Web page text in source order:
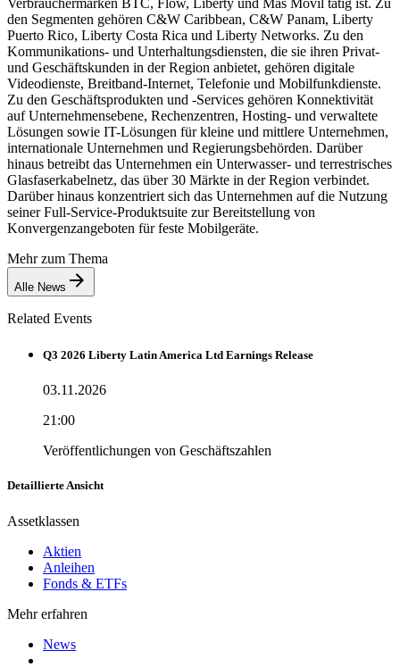
den Segmenten gehören C&W Caribbean, C&W Panam, Liberty
Puerto Rico, Liberty Costa Rica und Liberty Networks. Zu den
Kommunikations- und Unterhaltungsdiensten, die sie ihren Privat-
und Geschäftskunden in der Region anbietet, gehören digitale
Videodienste, Breitband-Internet, Telefonie und Mobilfunkdienste.
Zu den Geschäftsprodukten und -Services gehören Konnektivität
auf Unternehmensebene, Rechenzentren, Hosting- und verwaltete
Lösungen sowie IT-Lösungen für kleine und mittlere Unternehmen,
internationale Unternehmen und Regierungsbehörden. Darüber
hinaus betreibt das Unternehmen ein Unterwasser- und terrestrisches
Glasfaserkabelnetz, das über 30 Märkte in der Region verbindet.
Darüber hinaus konzentriert sich das Unternehmen auf die Nutzung
seiner Full-Service-Produktsuite zur Bereitstellung von
Konvergenzangeboten für feste Mobilgeräte.
Mehr zum Thema
Alle News
Related Events
Q3 2026 Liberty Latin America Ltd Earnings Release
03.11.2026
21:00
Veröffentlichungen von Geschäftszahlen
Detaillierte Ansicht
Assetklassen
Aktien
Anleihen
Fonds & ETFs
Mehr erfahren
News